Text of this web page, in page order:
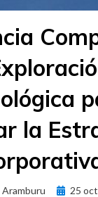
la
Publicado
25